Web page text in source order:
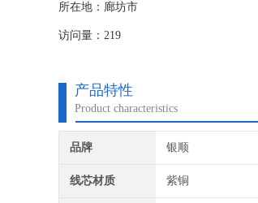
所在地：廊坊市
访问量：219
产品特性
Product characteristics
品牌 银顺
线芯材质 紫铜